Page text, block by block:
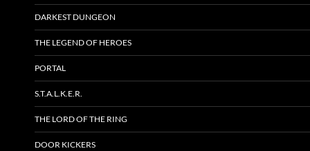
DARKEST DUNGEON
THE LEGEND OF HEROES
PORTAL
S.T.A.L.K.E.R.
THE LORD OF THE RING
DOOR KICKERS